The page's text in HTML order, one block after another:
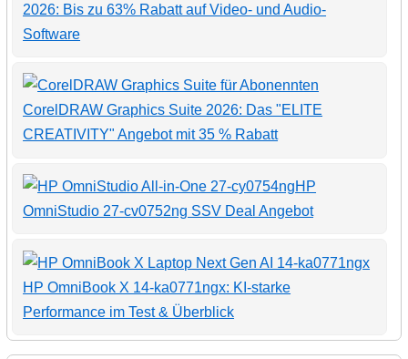
2026: Bis zu 63% Rabatt auf Video- und Audio-
Software
CorelDRAW Graphics Suite 2026: Das "ELITE
CREATIVITY" Angebot mit 35 % Rabatt
HP
OmniStudio 27-cv0752ng SSV Deal Angebot
HP OmniBook X 14-ka0771ngx: KI-starke
Performance im Test & Überblick